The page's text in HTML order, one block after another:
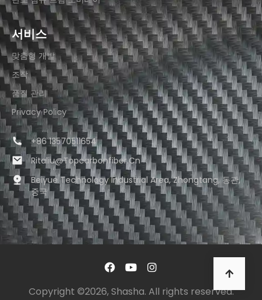
서비스
맞춤형 개발
조작
품질 관리
Privacy Policy
+86 13570511654
Ritaliu@topcarbonfiber.cn
Beiyue Technology Industrial Area, Zhongtang, 동관,
중국
Copyright ©2026, Shasha. All rights reserved.